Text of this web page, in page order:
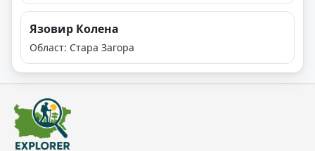
Язовир Колена
Област: Стара Загора